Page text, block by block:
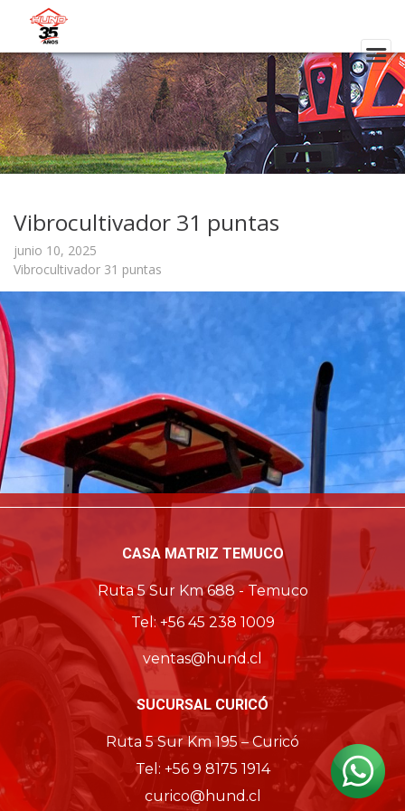
Vibrocultivador 31 puntas
junio 10, 2025
Vibrocultivador 31 puntas
CASA MATRIZ TEMUCO
Ruta 5 Sur Km 688 - Temuco
Tel: +56 45 238 1009
ventas@hund.cl
SUCURSAL CURICÓ
Ruta 5 Sur Km 195 – Curicó
Tel: +56 9 8175 1914
curico@hund.cl